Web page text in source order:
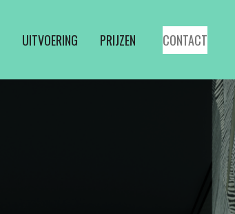
UITVOERING PRIJZEN CONTACT